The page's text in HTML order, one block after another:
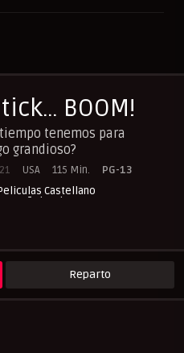
BOOM!
tenemos para
grandioso?
USA 115 Min.
PG-13
Castellano
Español Latino
Reparto